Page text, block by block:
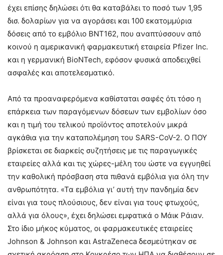
έχει επίσης δηλώσει ότι θα καταβάλει το ποσό των 1,95
δισ. δολαρίων για να αγοράσει και 100 εκατομμύρια
δόσεις από το εμβόλιο BNT162, που αναπτύσσουν από
κοινού η αμερικανική φαρμακευτική εταιρεία Pfizer Inc.
και η γερμανική BioNTech, εφόσον φυσικά αποδειχθεί
ασφαλές και αποτελεσματικό.
Από τα προαναφερόμενα καθίσταται σαφές ότι τόσο η
επάρκεια των παραγόμενων δόσεων των εμβολίων όσο
και η τιμή του τελικού προϊόντος αποτελούν μικρά
αγκάθια για την καταπολέμηση του SARS-CoV-2. Ο ΠΟΥ
βρίσκεται σε διαρκείς συζητήσεις με τις παραγωγικές
εταιρείες αλλά και τις χώρες-μέλη του ώστε να εγγυηθεί
την καθολική πρόσβαση στα πιθανά εμβόλια για όλη την
ανθρωπότητα. «Τα εμβόλια γι’ αυτή την πανδημία δεν
είναι για τους πλούσιους, δεν είναι για τους φτωχούς,
αλλά για όλους», έχει δηλώσει εμφατικά ο Μάικ Ράιαν.
Στο ίδιο μήκος κύματος, οι φαρμακευτικές εταιρείες
Johnson & Johnson και AstraZeneca δεσμεύτηκαν σε